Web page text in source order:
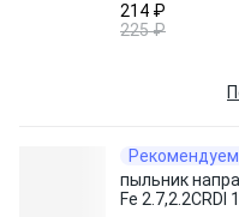
214 ₽
225 ₽
пыльник
Fe 2.7,2.2CRDI